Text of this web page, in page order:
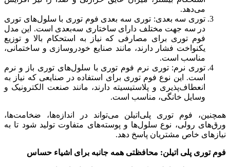
می‌دهد.
توری سه بعدی: توری سه بعدی فوم توری با سلول‌های توری
در سه جهت مختلف دارای ساختاری سه‌بعدی است. این مدل
فوم توری برای مصارفی که نیاز به استحکام بالا و توزیع
یکنواخت فشار دارند، مانند صنایع خودروسازی و ساختمانی،
مناسب است.
توری نرم: توری نرم فوم توری با سلول‌های توری باز و نرم
است. این نوع فوم توری برای استفاده در صنایعی که نیاز به
انعطاف‌پذیری و پلاستیسیته دارند، مانند صنعت الکترونیک و
وسایل خانگی، مناسب است.
همچنین، فوم توری پلی‌اتیلن می‌تواند در اندازه‌ها، ضخامت‌ها،
ورق‌های رولی، نوع سلول‌ها و پوسته‌های متفاوت تولید شود تا به
نیازهای خاص مشتریان پاسخ دهد.
فوم توری پلی اتیلن: محافظتی همه جانبه برای اشیاء حساس